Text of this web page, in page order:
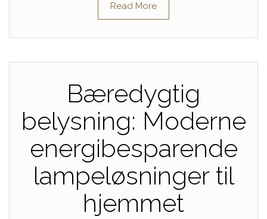
Read More
Bæredygtig
belysning: Moderne
energibesparende
lampeløsninger til
hjemmet